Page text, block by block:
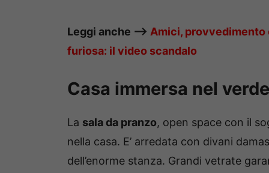
Leggi anche —–> Amici, provvedimento
furiosa: il video scandalo
Casa immersa nel verde
La sala da pranzo, open space con il
nella casa. E’ arredata con divani
dell’enorme stanza. Grandi vetrate